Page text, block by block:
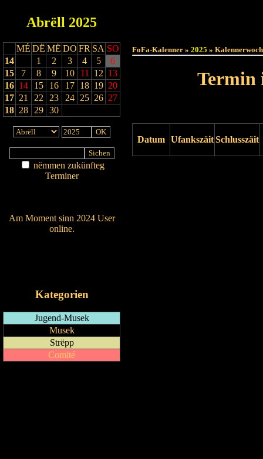
Abrëll 2025
MÉ DË MË DO FR SA SO
14
1 2 3 4 5
6
15
7 8 9 10 11 12 13
16 14 15 16 17 18 19 20
17 21 22 23 24 25 26 27
18 28 29 30
nëmmen zukünfteg
Terminer
Am Moment sinn 2024 User
online.
Kategorien
Jugend-Musek
Musek
Strëpp
Comité
FoFa-Kalenner » 2025 »
Termin
Datum UfankszäitSchlusszäit